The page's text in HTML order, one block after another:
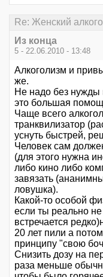
Re: Женский
Из конца
5 - 22.06.2010 - 13:48
Алкоголизм и
же.
Не надо без нужды
это большая
Чаще всего
транквилизатор
уснуть быстрей,
Человек сам
(для этого нужна
либо кино либо
завязать
ловушка).
Какой-то особой
если ты реально
встречается
20 лет пили а
принципу "свою
Снизить дозу на
раза меньше